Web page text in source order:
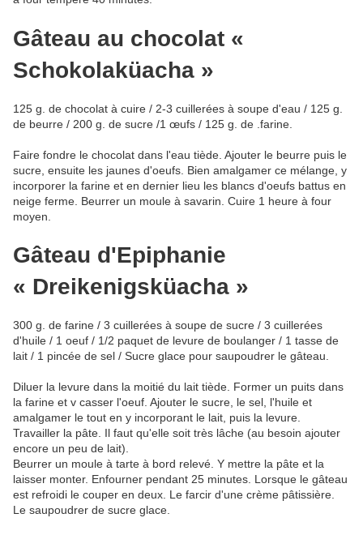
Gâteau au chocolat «
Schokolaküacha »
125 g. de chocolat à cuire / 2-3 cuillerées à soupe d'eau / 125 g.
de beurre / 200 g. de sucre /1 œufs / 125 g. de .farine.
Faire fondre le chocolat dans l'eau tiède. Ajouter le beurre puis le
sucre, ensuite les jaunes d'oeufs. Bien amalgamer ce mélange, y
incorporer la farine et en dernier lieu les blancs d'oeufs battus en
neige ferme. Beurrer un moule à savarin. Cuire 1 heure à four
moyen.
Gâteau d'Epiphanie
« Dreikenigsküacha »
300 g. de farine / 3 cuillerées à soupe de sucre / 3 cuillerées
d'huile / 1 oeuf / 1/2 paquet de levure de boulanger / 1 tasse de
lait / 1 pincée de sel / Sucre glace pour saupoudrer le gâteau.
Diluer la levure dans la moitié du lait tiède. Former un puits dans
la farine et v casser l'oeuf. Ajouter le sucre, le sel, l'huile et
amalgamer le tout en y incorporant le lait, puis la levure.
Travailler la pâte. Il faut qu'elle soit très lâche (au besoin ajouter
encore un peu de lait).
Beurrer un moule à tarte à bord relevé. Y mettre la pâte et la
laisser monter. Enfourner pendant 25 minutes. Lorsque le gâteau
est refroidi le couper en deux. Le farcir d'une crème pâtissière.
Le saupoudrer de sucre glace.